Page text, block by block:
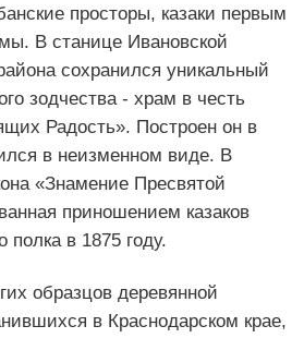
просторы, казаки первым
В станице Ивановской
сохранился уникальный
зодчества - храм в честь
Радость». Построен он в
в неизменном виде. В
«Знамение Пресвятой
приношением казаков
полка в 1875 году.
образцов деревянной
в Краснодарском крае,